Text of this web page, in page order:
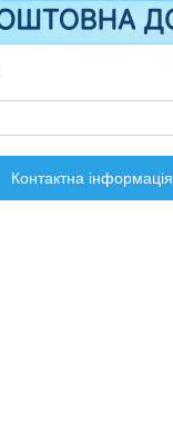
Контактна інформація